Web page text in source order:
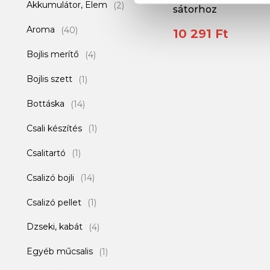
Akkumulátor, Elem (2)
Aroma (40)
Bojlis merítő (4)
Bojlis szett (1)
Bottáska (14)
Csali készítés (1)
Csalitartó (1)
Csalizó bojli (14)
Csalizó pellet (1)
Dzseki, kabát (4)
Egyéb műcsalis (1)
sátorhoz
10 291 Ft